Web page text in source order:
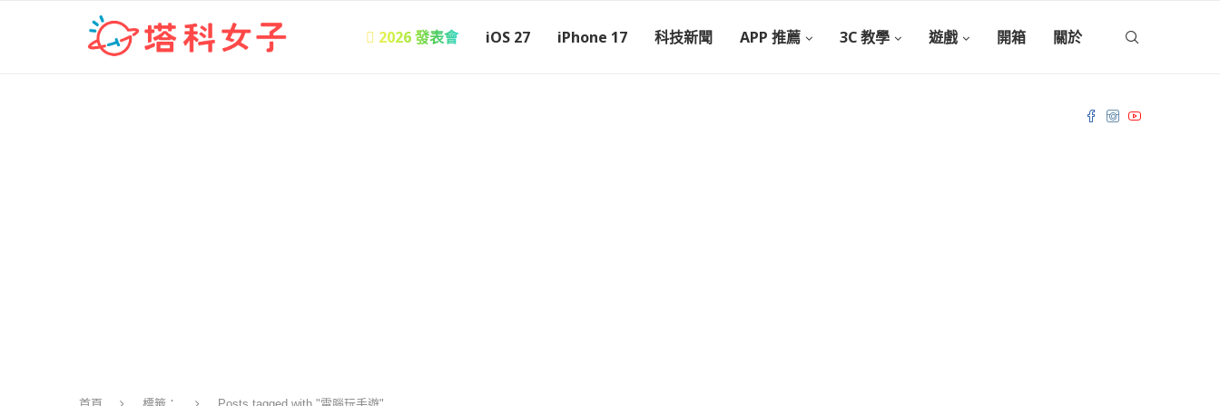
 2026 發表會 iOS 27 iPhone 17 科技新聞 APP 推薦 3C 教學 遊戲 開箱 關於